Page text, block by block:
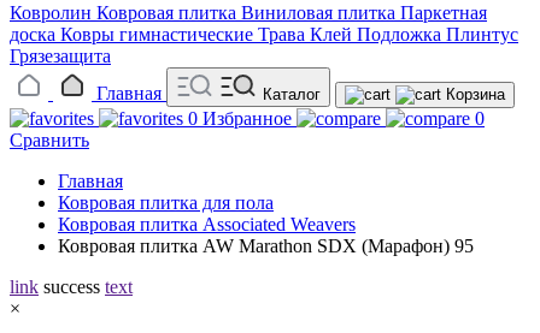
Ковролин Ковровая плитка Виниловая плитка Паркетная
доска Ковры гимнастические Трава Клей Подложка Плинтус
Грязезащита
Главная
Каталог Корзина
0 Избранное
0
Сравнить
Главная
Ковровая плитка для пола
Ковровая плитка Associated Weavers
Ковровая плитка AW Marathon SDX (Марафон) 95
link success text
×